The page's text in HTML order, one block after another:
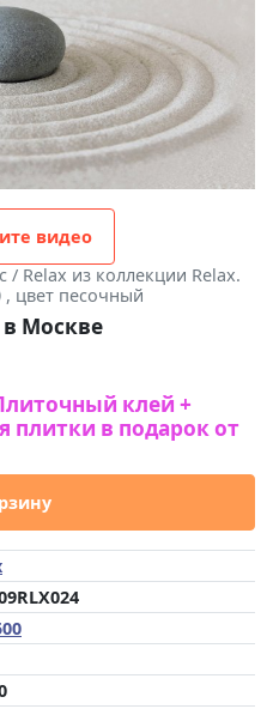
видео
/ Relax из коллекции Relax.
, цвет песочный
в Москве
клей +
плитки в подарок от